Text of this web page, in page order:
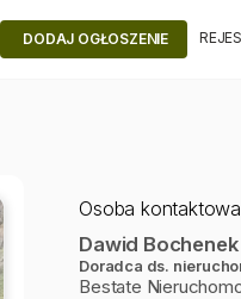
DODAJ OGŁOSZENIE
Osoba kontaktowa
Dawid Bochenek
Doradca ds.
Bestate